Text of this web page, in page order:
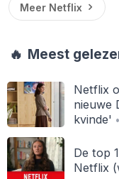
Meer Netflix
🔥 Meest
Netflix
nieuwe
kvinde'
De top
Netflix